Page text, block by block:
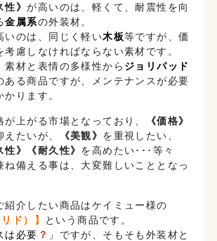
性》が高いのは、軽くて、耐震性を向
金属系の外装材。
いのは、同じく軽い木板等ですが、価
考慮しなければならない素材です。
素材と表情の多様性から ジョリパッド
ある商品ですが、メンテナンスが必要
ります。
が上がる市場となっており、
《価格》
えたいが、 《美観》 を重視したい、
性》《耐久性》 を高めたい･･･等々
ね備える事は、大変難しいこととなっ
紹介したい商品はケイミュー様の
ド）】
という商品です。
は必要 ？ 」 ですが、そもそも外装材と